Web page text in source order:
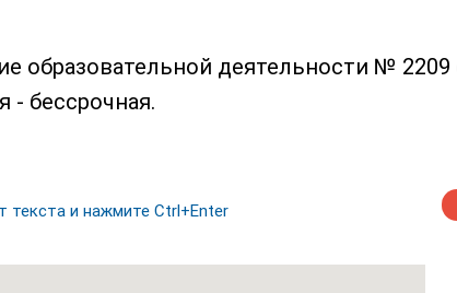
образовательной деятельности № 2209
- бессрочная.
текста и нажмите Ctrl+Enter